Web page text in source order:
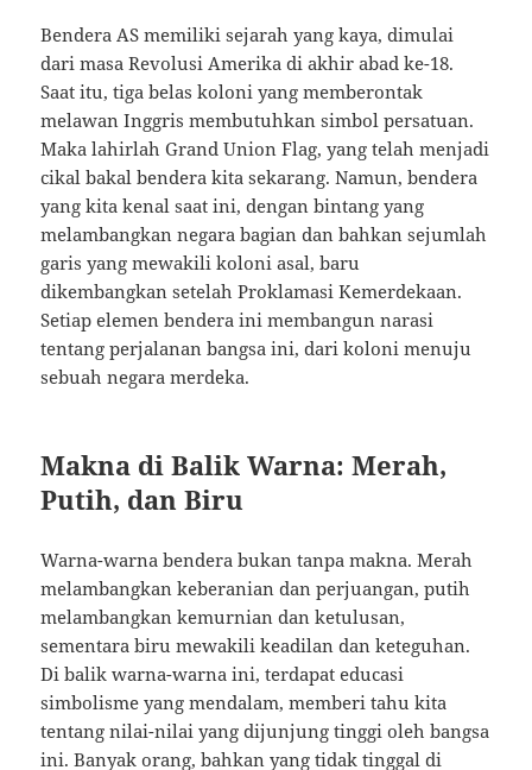
Bendera AS memiliki sejarah yang kaya, dimulai
dari masa Revolusi Amerika di akhir abad ke-18.
Saat itu, tiga belas koloni yang memberontak
melawan Inggris membutuhkan simbol persatuan.
Maka lahirlah Grand Union Flag, yang telah menjadi
cikal bakal bendera kita sekarang. Namun, bendera
yang kita kenal saat ini, dengan bintang yang
melambangkan negara bagian dan bahkan sejumlah
garis yang mewakili koloni asal, baru
dikembangkan setelah Proklamasi Kemerdekaan.
Setiap elemen bendera ini membangun narasi
tentang perjalanan bangsa ini, dari koloni menuju
sebuah negara merdeka.
Makna di Balik Warna: Merah,
Putih, dan Biru
Warna-warna bendera bukan tanpa makna. Merah
melambangkan keberanian dan perjuangan, putih
melambangkan kemurnian dan ketulusan,
sementara biru mewakili keadilan dan keteguhan.
Di balik warna-warna ini, terdapat educasi
simbolisme yang mendalam, memberi tahu kita
tentang nilai-nilai yang dijunjung tinggi oleh bangsa
ini. Banyak orang, bahkan yang tidak tinggal di